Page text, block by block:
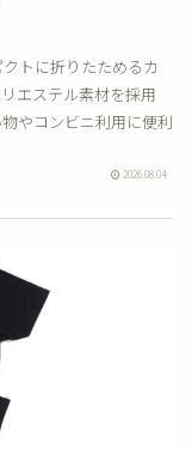
クトに折りたためるカ
エステル素材を採用
やコンビニ利用に便利
2026.08.04